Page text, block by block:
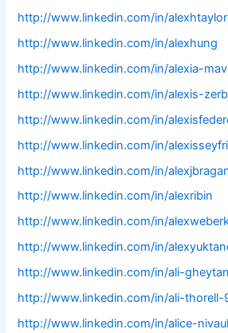
http://www.linkedin.com/in/
http://www.linkedin.com/in/alexhung
http://www.linkedin.com/in/alexia-
http://www.linkedin.com/in/alexis-
http://www.linkedin.com/in/
http://www.linkedin.com/in/
http://www.linkedin.com/in/
http://www.linkedin.com/in/alexribin
http://www.linkedin.com/in/
http://www.linkedin.com/in/
http://www.linkedin.com/in/ali-
http://www.linkedin.com/in/ali-thorell-
http://www.linkedin.com/in/alice-